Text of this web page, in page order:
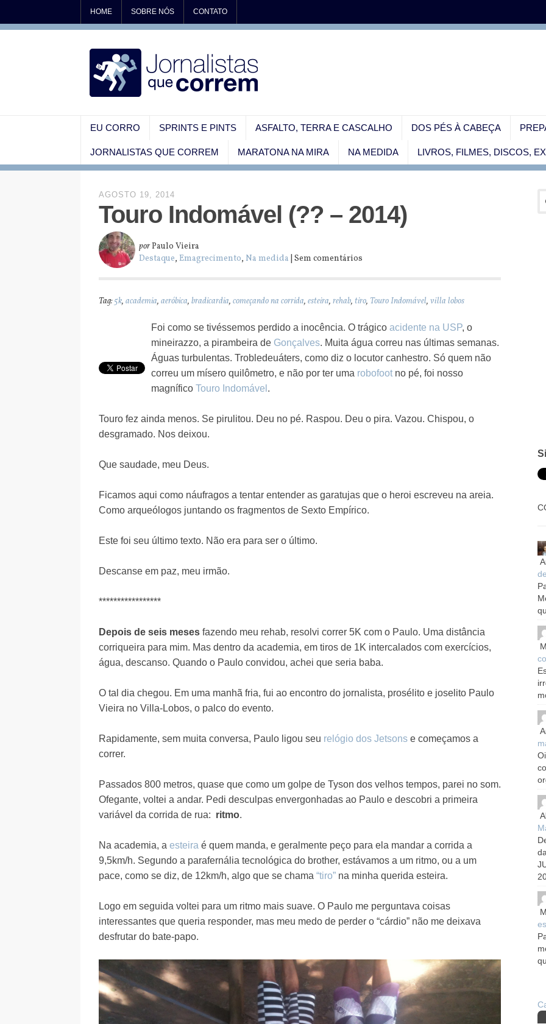
HOME SOBRE NÓS CONTATO
EU CORRO SPRINTS E PINTS ASFALTO, TERRA E CASCALHO DOS PÉS À CABEÇA
JORNALISTAS QUE CORREM MARATONA NA MIRA NA MEDIDA LIVROS, FILMES, DISCOS,
AGOSTO 19, 2014
Touro Indomável (?? – 2014)
porPaulo Vieira
Destaque, Emagrecimento, Na medida | Sem comentários
Tag:5k, academia, aeróbica, bradicardia, começando na corrida, esteira, rehab, tiro, Touro Indomável, villa lobos
Foi como se tivéssemos perdido a inocência. O trágico acidente na USP, o
mineirazzo, a pirambeira de Gonçalves. Muita água correu nas últimas semanas.
Águas turbulentas. Trobledeuáters, como diz o locutor canhestro. Só quem não
correu um mísero quilômetro, e não por ter uma robofoot no pé, foi nosso
magnífico Touro Indomável .
Touro fez ainda menos. Se pirulitou. Deu no pé. Raspou. Deu o pira. Vazou. Chispou, o
desgramado. Nos deixou.
Que saudade, meu Deus.
Ficamos aqui como náufragos a tentar entender as garatujas que o heroi escreveu na areia.
Como arqueólogos juntando os fragmentos de Sexto Empírico.
Este foi seu último texto. Não era para ser o último.
Descanse em paz, meu irmão.
*****************
Depois de seis meses fazendo meu rehab, resolvi correr 5K com o Paulo. Uma distância
corriqueira para mim. Mas dentro da academia, em tiros de 1K intercalados com exercícios,
água, descanso. Quando o Paulo convidou, achei que seria baba.
O tal dia chegou. Em uma manhã fria, fui ao encontro do jornalista, prosélito e joselito Paulo
Vieira no Villa-Lobos, o palco do evento.
Rapidamente, sem muita conversa, Paulo ligou seu relógio dos Jetsons e começamos a
correr.
Passados 800 metros, quase que como um golpe de Tyson dos velhos tempos, parei no som.
Ofegante, voltei a andar. Pedi desculpas envergonhadas ao Paulo e descobri a primeira
variável da corrida de rua: ritmo.
Na academia, a esteira é quem manda, e geralmente peço para ela mandar a corrida a
9,5km/h. Segundo a parafernália tecnológica do brother, estávamos a um ritmo, ou a um
pace, como se diz, de 12km/h, algo que se chama “tiro” na minha querida esteira.
Logo em seguida voltei para um ritmo mais suave. O Paulo me perguntava coisas
interessantes que queria responder, mas meu medo de perder o “cárdio” não me deixava
desfrutar do bate-papo.